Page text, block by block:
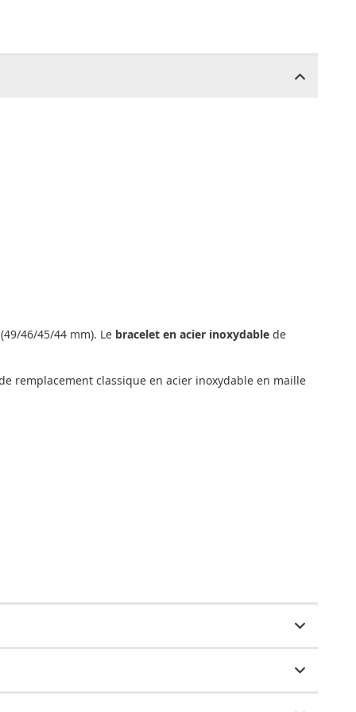
46/45/44 mm). Le bracelet en acier inoxydable de
remplacement classique en acier inoxydable en maille